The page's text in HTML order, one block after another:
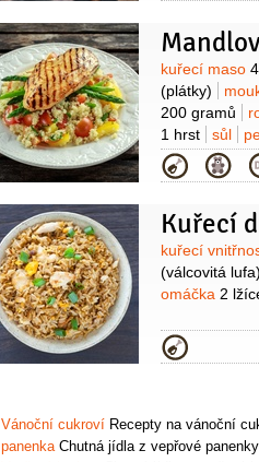
Suroviny
kuřecí maso
(plátky)
200 gramů
1 hrst
sůl
2 lžíce
(bílý)
Kategorie
Kuřecí
Suroviny
kuřecí
(válcovitá lufa)
omáčka 2
Kategorie
Vánoční cukroví Recepty na vánoční
panenkaChutná jídla z vepřové panenky